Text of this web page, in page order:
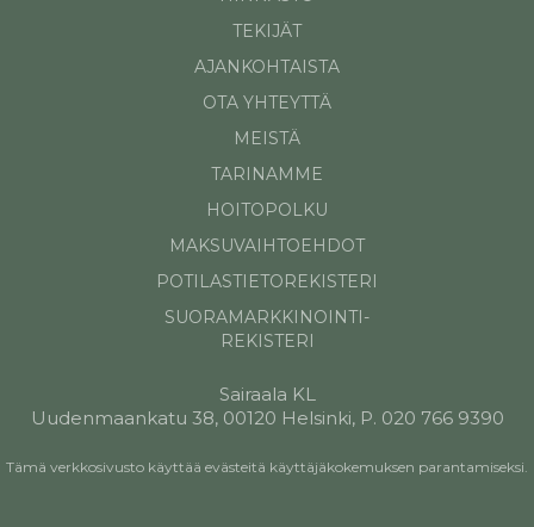
TEKIJÄT
AJANKOHTAISTA
OTA YHTEYTTÄ
MEISTÄ
TARINAMME
HOITOPOLKU
MAKSUVAIHTOEHDOT
POTILASTIETOREKISTERI
SUORAMARKKINOINTI-
REKISTERI
Sairaala KL
Uudenmaankatu 38, 00120 Helsinki, P. 020 766 9390
Tämä verkkosivusto käyttää evästeitä käyttäjäkokemuksen parantamiseksi.